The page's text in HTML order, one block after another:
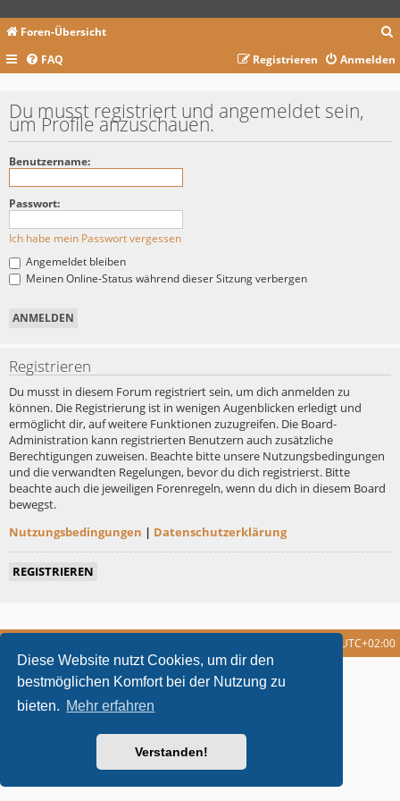
Diese Website nutzt Cookies, um dir den
bestmöglichen Komfort bei der Nutzung zu
bieten. Mehr erfahren
Verstanden!
Foren-Übersicht
c
FAQ Anmelden
Registrieren
Du musst registriert und angemeldet sein,
um Profile anzuschauen.
Benutzername:
Passwort:
Ich habe mein Passwort vergessen
Angemeldet bleiben
Meinen Online-Status während dieser Sitzung verbergen
Registrieren
Du musst in diesem Forum registriert sein, um dich anmelden zu
können. Die Registrierung ist in wenigen Augenblicken erledigt und
ermöglicht dir, auf weitere Funktionen zuzugreifen. Die Board-
Administration kann registrierten Benutzern auch zusätzliche
Berechtigungen zuweisen. Beachte bitte unsere Nutzungsbedingungen
und die verwandten Regelungen, bevor du dich registrierst. Bitte
beachte auch die jeweiligen Forenregeln, wenn du dich in diesem Board
bewegst.
Nutzungsbedingungen | Datenschutzerklärung
REGISTRIEREN
UTC+02:00
metrolike style by Eric Seguin Updated for phpBB3.2 by
Powered byphpBB ® Forum Software © phpBB Limited
Deutsche Übersetzung durch